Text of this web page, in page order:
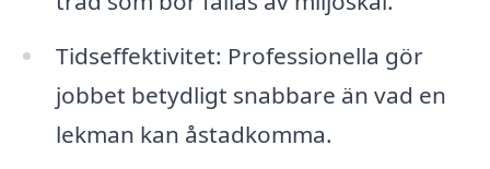
Tidseffektivitet: Professionella gör
jobbet betydligt snabbare än vad en
lekman kan åstadkomma.